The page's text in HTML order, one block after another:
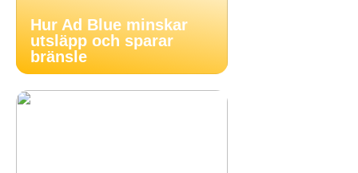
Hur Ad Blue minskar
utsläpp och sparar
bränsle